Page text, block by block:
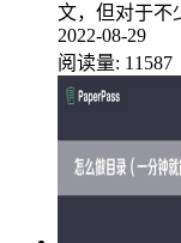
文，但对于不
2022-08-29
阅读量: 11587